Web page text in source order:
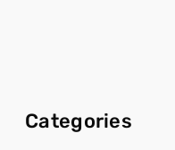
Categories